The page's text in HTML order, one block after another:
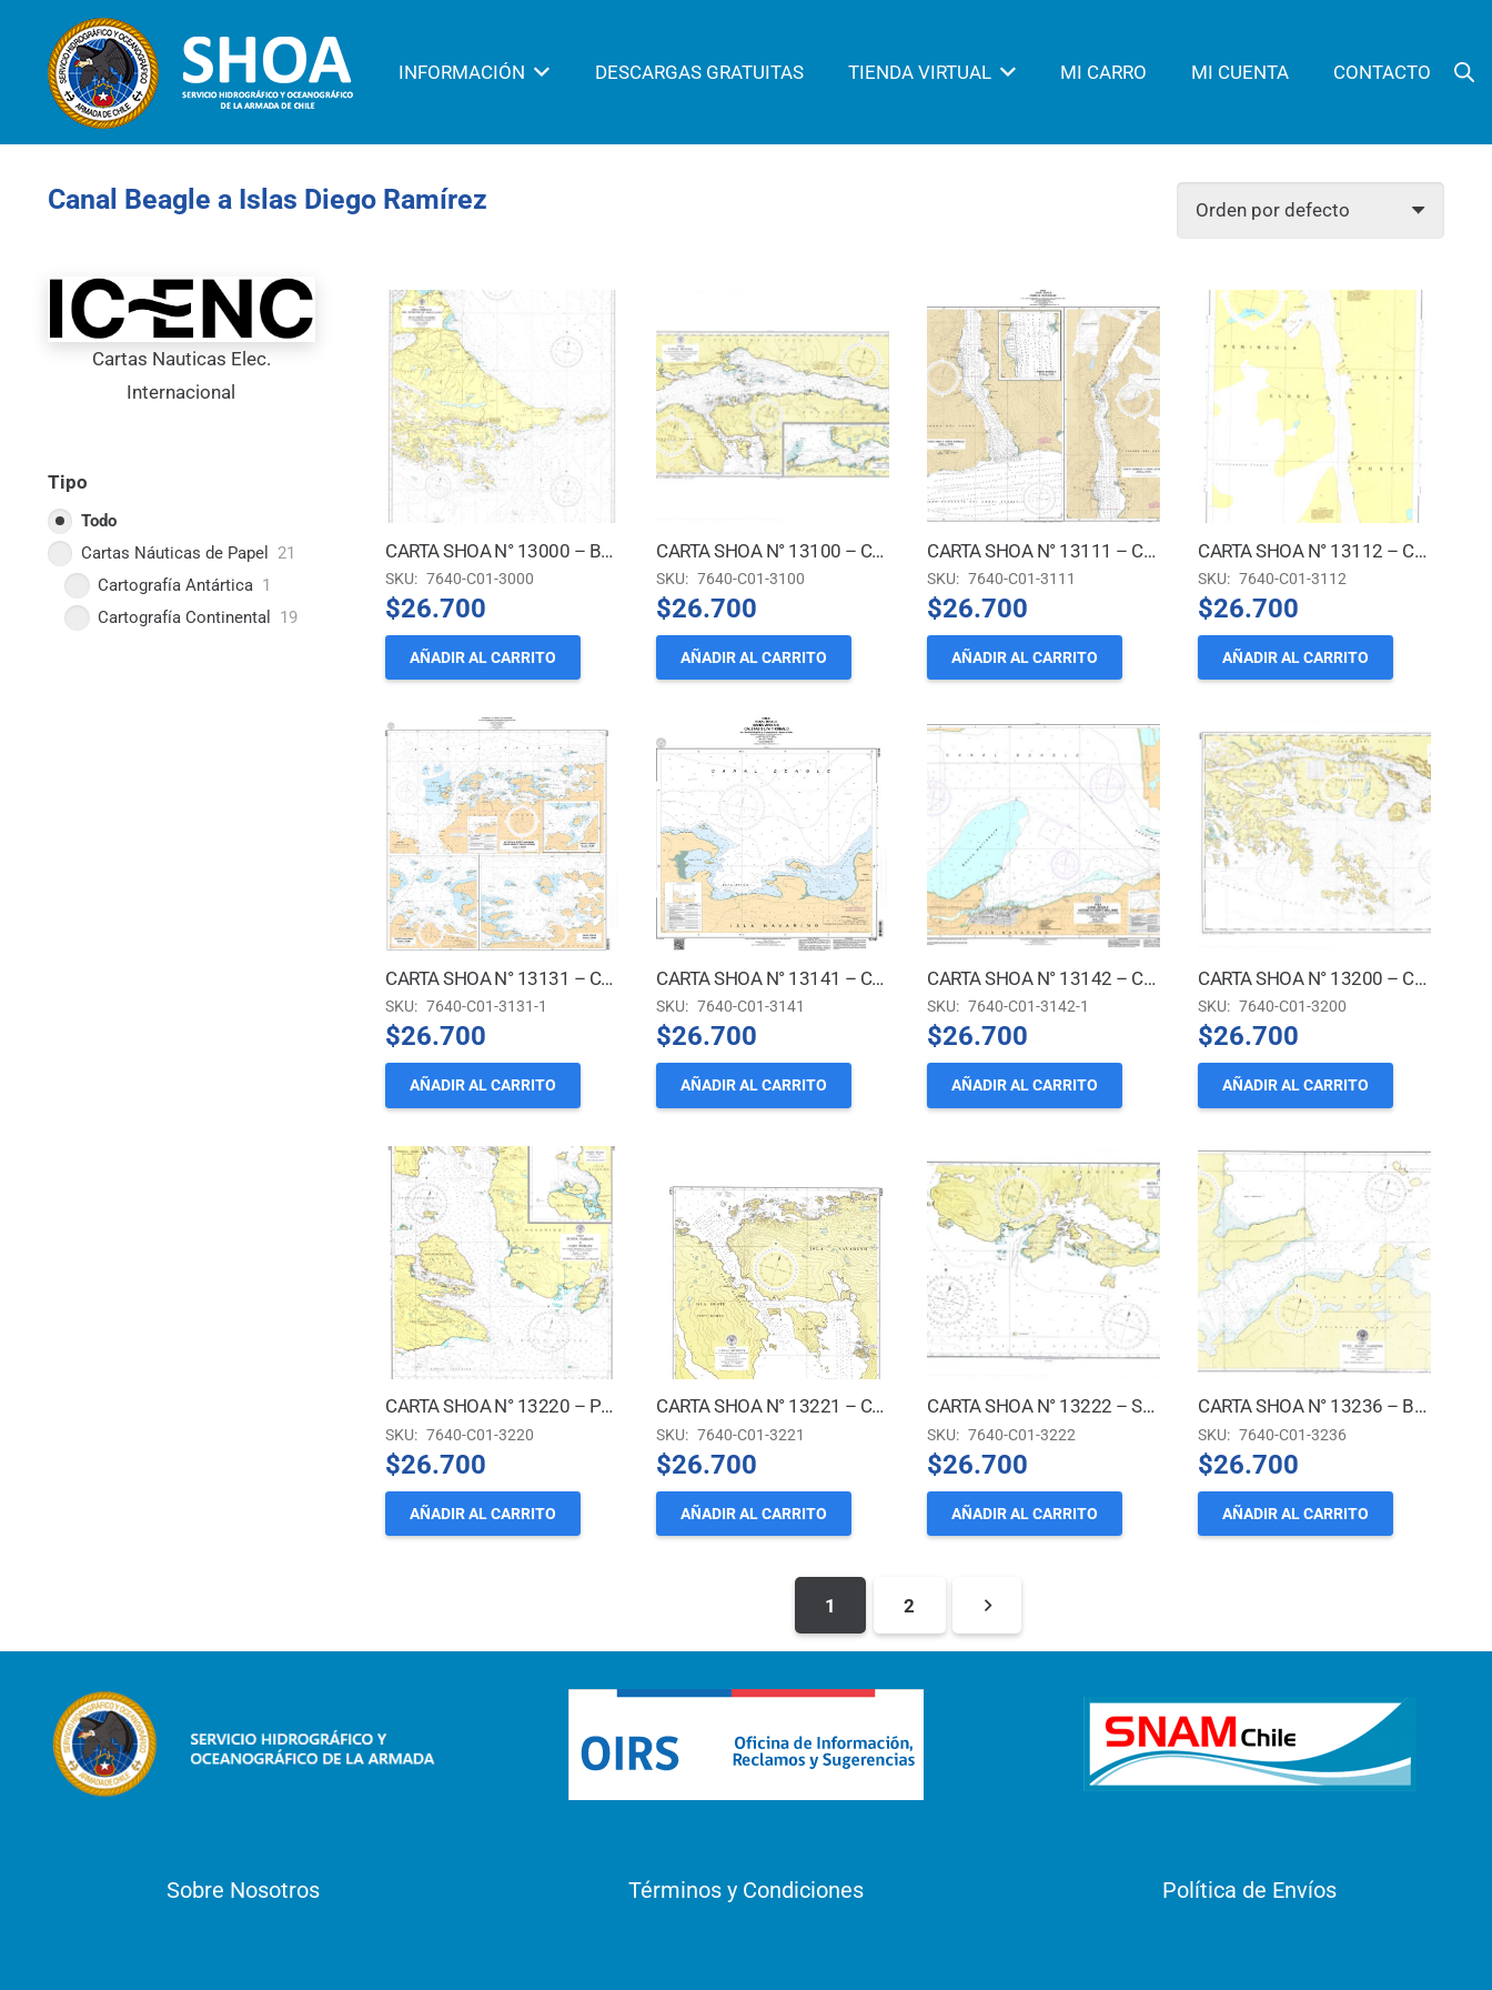
INFORMACIÓN DESCARGAS GRATUITAS TIENDA VIRTUAL MI CARRO MI CUENTA CONTACTO
Canal Beagle a Islas Diego Ramírez
Cartas Nauticas Elec.
Internacional
Tipo
Todo
Cartas Náuticas de Papel
21
Cartografía Antártica 1
Cartografía Continental
19
CARTA SHOA N° 13000 – BOCA ORIENTAL DEL ESTRECHO DE MAGALLANES A ISLAS DIEGO RAMÍREZ
SKU: 7640-C01-3000
$26.700
AÑADIR AL CARRITO
CARTA SHOA N° 13100 – CANAL BEAGLE – CANAL MURRAY A PUERTO WILLIAMS
SKU: 7640-C01-3100
$26.700
AÑADIR AL CARRITO
CARTA SHOA N° 13111 – CANAL BEAGLE – FIORDO GARIBALDI *
SKU: 7640-C01-3111
$26.700
AÑADIR AL CARRITO
CARTA SHOA N° 13112 – CANAL BEAGLE – FIORDO FOUQUÉ *
SKU: 7640-C01-3112
$26.700
AÑADIR AL CARRITO
CARTA SHOA N° 13131 – CANAL BEAGLE – ACCESO A PUERTO NAVARINO, BAHÍA HONDA Y CALETA LEWAIA* (Nueva Edición)
SKU: 7640-C01-3131-1
$26.700
AÑADIR AL CARRITO
CARTA SHOA N° 13141 – CANAL BEAGLE – BAHÍA VIRGINIA, CALETAS SILVA Y RÓBALO *
SKU: 7640-C01-3141
$26.700
AÑADIR AL CARRITO
CARTA SHOA N° 13142 – CANAL BEAGLE – ACCESO APUERTO WILLIAMS * (Nueva Edición)
SKU: 7640-C01-3142-1
$26.700
AÑADIR AL CARRITO
CARTA SHOA N° 13200 – CANAL BEAGLE A CABO DE HORNOS
SKU: 7640-C01-3200
$26.700
AÑADIR AL CARRITO
CARTA SHOA N° 13220 – PUNTA TASBANI A CABO WEBLEY
SKU: 7640-C01-3220
$26.700
AÑADIR AL CARRITO
CARTA SHOA N° 13221 – CANAL MURRAY
SKU: 7640-C01-3221
$26.700
AÑADIR AL CARRITO
CARTA SHOA N° 13222 – SENO GRANDI
SKU: 7640-C01-3222
$26.700
AÑADIR AL CARRITO
CARTA SHOA N° 13236 – BAHÍA ALLEN GARDINER
SKU: 7640-C01-3236
$26.700
AÑADIR AL CARRITO
1 2
Sobre Nosotros Términos y Condiciones Política de Envíos